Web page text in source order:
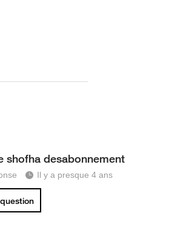
shofha desabonnement
Il y a presque 4 ans